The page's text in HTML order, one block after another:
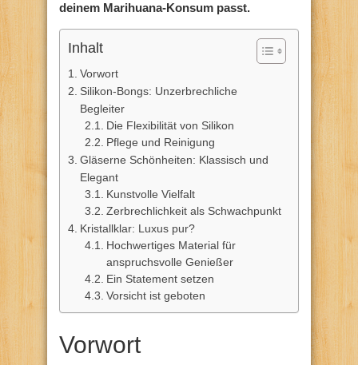
deinem Marihuana-Konsum passt.
Inhalt
Vorwort
Silikon-Bongs: Unzerbrechliche
Begleiter
Die Flexibilität von Silikon
Pflege und Reinigung
Gläserne Schönheiten: Klassisch und
Elegant
Kunstvolle Vielfalt
Zerbrechlichkeit als Schwachpunkt
Kristallklar: Luxus pur?
Hochwertiges Material für
anspruchsvolle Genießer
Ein Statement setzen
Vorsicht ist geboten
Vorwort